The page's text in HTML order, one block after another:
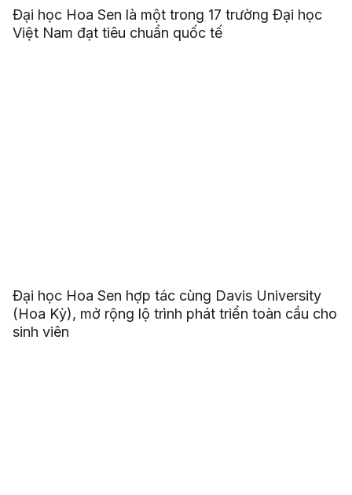
Đại học Hoa Sen là một trong 17 trường Đại học
Việt Nam đạt tiêu chuẩn quốc tế
Đại học Hoa Sen hợp tác cùng Davis University
(Hoa Kỳ), mở rộng lộ trình phát triển toàn cầu cho
sinh viên